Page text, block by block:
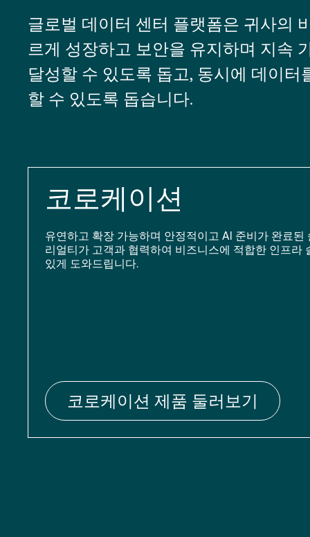
글로벌 데이터 센터 플랫폼은 귀사의
르게 성장하고 보안을 유지하며 지속
달성할 수 있도록 돕고, 동시에 데이터
할 수 있도록 돕습니다.
코로케이션
유연하고 확장 가능하며 안정적이고 AI 준비가 완료된
리얼티가 고객과 협력하여 비즈니스에 적합한 인프라
있게 도와드립니다.
코로케이션 제품 둘러보기